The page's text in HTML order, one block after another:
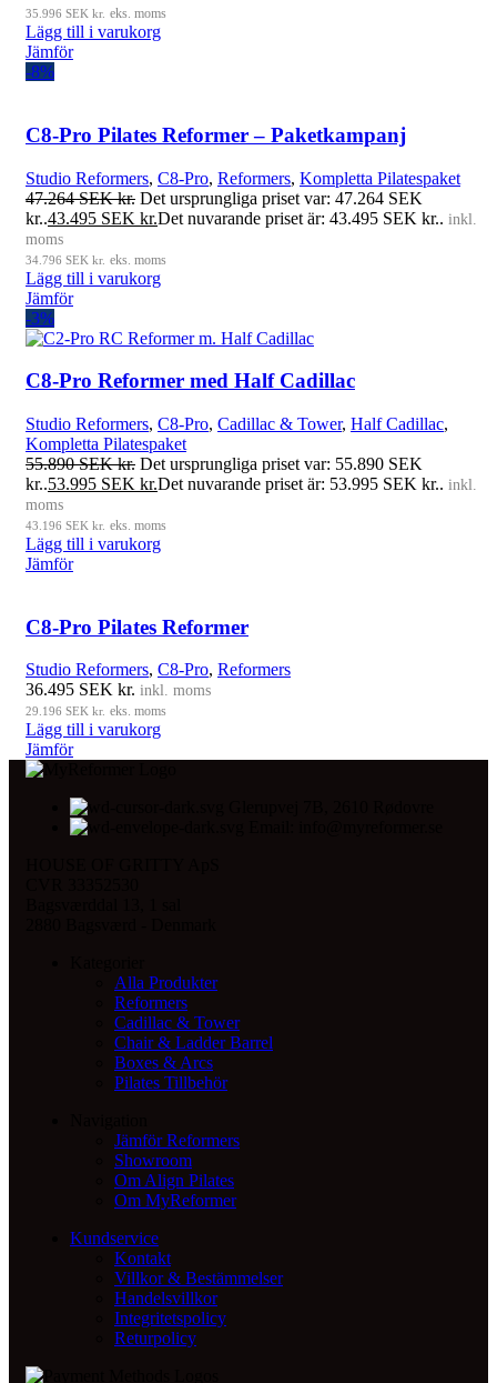
35.996 SEK kr. eks. moms
Lägg till i varukorg
Jämför
-8%
C8-Pro Pilates Reformer – Paketkampanj
Studio Reformers, C8-Pro, Reformers, Kompletta Pilatespaket
47.264SEK kr. Det ursprungliga priset var: 47.264 SEK
kr..43.495 SEK kr.Det nuvarande priset är: 43.495 SEK kr.. inkl.
moms
34.796 SEK kr. eks. moms
Lägg till i varukorg
Jämför
-3%
C8-Pro Reformer med Half Cadillac
Studio Reformers, C8-Pro, Cadillac & Tower, Half Cadillac,
Kompletta Pilatespaket
55.890SEK kr. Det ursprungliga priset var: 55.890 SEK
kr..53.995 SEK kr.Det nuvarande priset är: 53.995 SEK kr.. inkl.
moms
43.196 SEK kr. eks. moms
Lägg till i varukorg
Jämför
C8-Pro Pilates Reformer
Studio Reformers, C8-Pro, Reformers
36.495 SEK kr. inkl. moms
29.196 SEK kr. eks. moms
Lägg till i varukorg
Jämför
Alla Produkter
Reformers
Cadillac & Tower
Chair & Ladder Barrel
Boxes & Arcs
Pilates Tillbehör
Jämför Reformers
Showroom
Om Align Pilates
Om MyReformer
Kundservice
Kontakt
Villkor & Bestämmelser
Handelsvillkor
Integritetspolicy
Returpolicy